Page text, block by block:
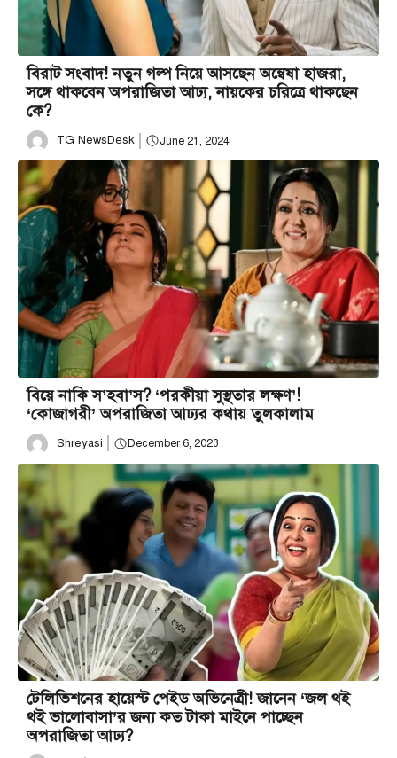
বিরাট সংবাদ! নতুন গল্প নিয়ে আসছেন অন্বেষা হাজরা,
সঙ্গে থাকবেন অপরাজিতা আঢ্য, নায়কের চরিত্রে থাকছেন
কে?
TG NewsDesk June 21, 2024
বিয়ে নাকি স’হবা’স? ‘পরকীয়া সুস্থতার লক্ষণ’!
‘কোজাগরী’ অপরাজিতা আঢ্যর কথায় তুলকালাম
Shreyasi December 6, 2023
টেলিভিশনের হায়েস্ট পেইড অভিনেত্রী! জানেন ‘জল থ‌ই
থ‌ই ভালোবাসা’র জন্য কত টাকা মাইনে পাচ্ছেন
অপরাজিতা আঢ্য?